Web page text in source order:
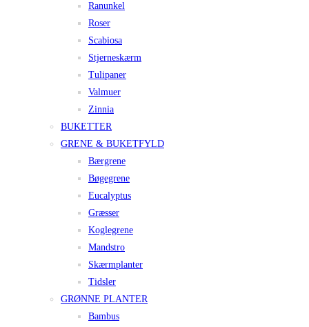
Ranunkel
Roser
Scabiosa
Stjerneskærm
Tulipaner
Valmuer
Zinnia
BUKETTER
GRENE & BUKETFYLD
Bærgrene
Bøgegrene
Eucalyptus
Græsser
Koglegrene
Mandstro
Skærmplanter
Tidsler
GRØNNE PLANTER
Bambus